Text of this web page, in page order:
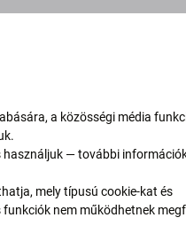
a közösségi média
használjuk — további
mely típusú cookie-kat és
nem működhetnek